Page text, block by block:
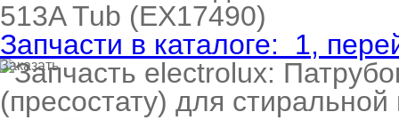
513A Tub (EX17490)
Запчасти в каталоге:
1,
Заказать